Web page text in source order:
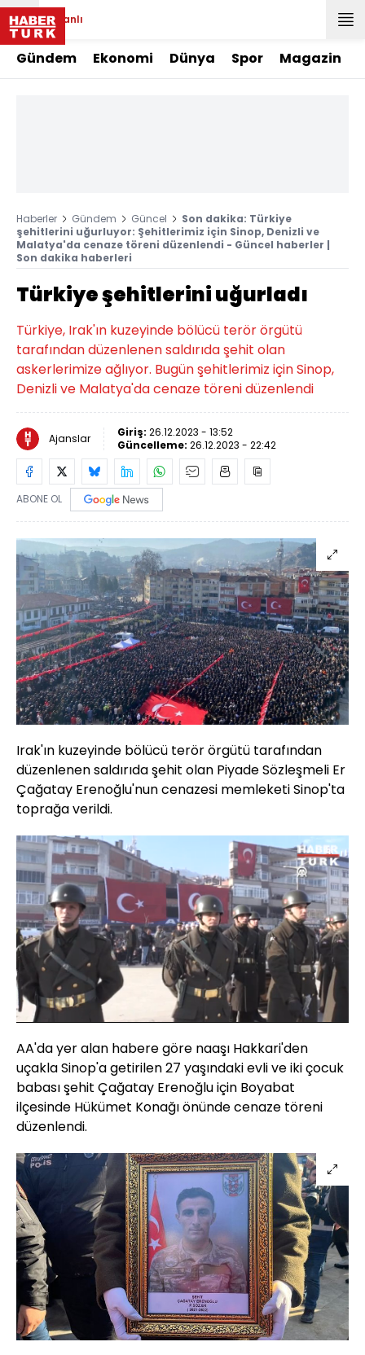
Canlı
Gündem Ekonomi Dünya Spor Magazin
Haberler Gündem Güncel
Son dakika: Türkiye
şehitlerini uğurluyor: Şehitlerimiz için Sinop, Denizli ve
Malatya'da cenaze töreni düzenlendi - Güncel haberler |
Son dakika haberleri
Türkiye şehitlerini uğurladı
Türkiye, Irak'ın kuzeyinde bölücü terör örgütü
tarafından düzenlenen saldırıda şehit olan
askerlerimize ağlıyor. Bugün şehitlerimiz için Sinop,
Denizli ve Malatya'da cenaze töreni düzenlendi
Ajanslar Giriş: 26.12.2023 - 13:52
Güncelleme: 26.12.2023 - 22:42
ABONE OL
Irak'ın kuzeyinde bölücü terör örgütü tarafından
düzenlenen saldırıda şehit olan Piyade Sözleşmeli Er
Çağatay Erenoğlu'nun cenazesi memleketi Sinop'ta
toprağa verildi.
Sesi
Aç
Yüklendi
44.09%
Oynatma
Hızı
AA'da yer alan habere göre naaşı Hakkari'den
uçakla Sinop'a getirilen 27 yaşındaki evli ve iki çocuk
babası şehit Çağatay Erenoğlu için Boyabat
ilçesinde Hükümet Konağı önünde cenaze töreni
düzenlendi.